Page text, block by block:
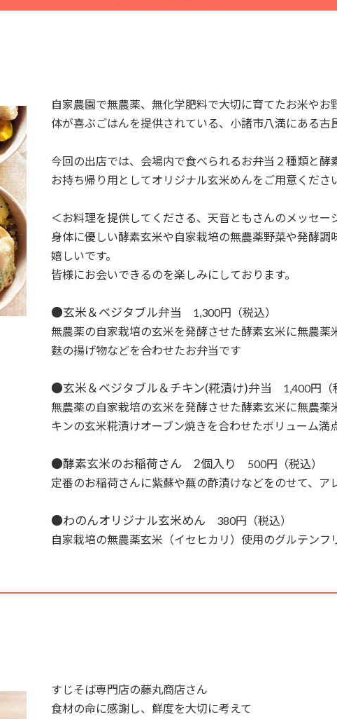
自家農園で無農薬、無化学肥料で大切に育てたお米や
体が喜ぶごはんを提供されている、小諸市八満にある古
今回の出店では、会場内で食べられるお弁当２種類と酵
お持ち帰り用としてオリジナル玄米めんをご用意くださ
＜お料理を提供してくださる、天音ともさんのメッセー
身体に優しい酵素玄米や自家栽培の無農薬野菜や発酵
嬉しいです。
皆様にお会いできるのを楽しみにしております。
●玄米＆ベジタブル弁当
1,300円（税込）
無農薬の自家栽培の玄米を発酵させた酵素玄米に無農
麩の揚げ物などを合わせたお弁当です
●玄米＆ベジタブル＆チキン(糀漬け)弁当
1,400円（
無農薬の自家栽培の玄米を発酵させた酵素玄米に無農
キンの玄米糀漬けオーブン焼きを合わせたボリューム満
●酵素玄米のお稲荷さん 2個入り
500円（税込）
定番のお稲荷さんに紫蘇や蕪の酢漬けなどをのせて、ア
●わのんオリジナル玄米めん 380円（税込）
自家栽培の無農薬玄米（イセヒカリ）使用のグルテンフ
すじそば専門店の藤丸商店さん
食材の命に感謝し、鮮度を大切に考えて